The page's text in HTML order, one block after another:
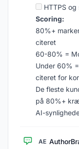
HTTPS
Scoring:
80%+
citeret
60-80% =
Under 60%
citeret for
De fleste
på 80%+
AI-
AE